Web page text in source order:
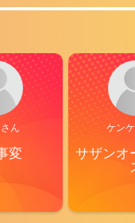
ん
変
ケン
サザンオ